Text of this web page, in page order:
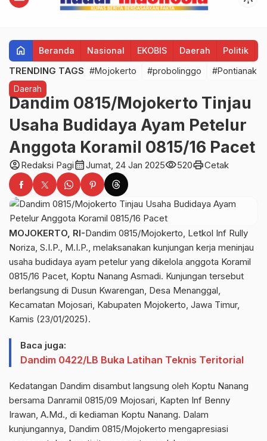
home Beranda Nasional EKOBIS Daerah Politik
TRENDING TAGS #Mojokerto #probolinggo #Pontianak
Daerah
Dandim 0815/Mojokerto Tinjau
Usaha Budidaya Ayam Petelur
Anggota Koramil 0815/16 Pacet
account_circleRedaksi Pagicalendar_monthJumat, 24 Jan 2025visibility520printCetak
MOJOKERTO, RI-Dandim 0815/Mojokerto, Letkol Inf Rully
Noriza, S.I.P., M.I.P., melaksanakan kunjungan kerja meninjau
usaha budidaya ayam petelur yang dikelola anggota Koramil
0815/16 Pacet, Koptu Nanang Asmadi. Kunjungan tersebut
berlangsung di Dusun Kwarengan, Desa Menanggal,
Kecamatan Mojosari, Kabupaten Mojokerto, Jawa Timur,
Kamis (23/01/2025).
Baca juga:
Dandim 0422/LB Buka Latihan Teknis Teritorial
Kedatangan Dandim disambut langsung oleh Koptu Nanang
bersama Danramil 0815/09 Mojosari, Kapten Inf Benny
Irawan, A.Md., di kediaman Koptu Nanang. Dalam
kunjungannya, Dandim 0815/Mojokerto mengapresiasi